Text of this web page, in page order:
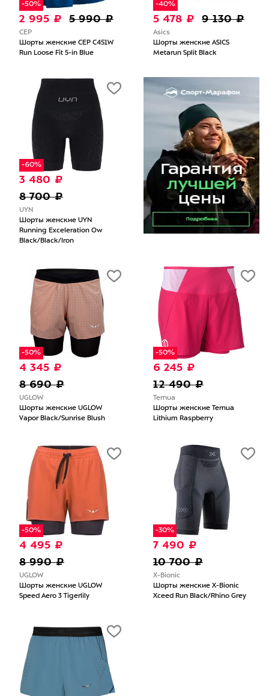
-50%
2 995 ₽ 5 990 ₽
CEP
Шорты женские CEP C451W
Run Loose Fit 5-in Blue
-40%
5 478 ₽ 9 130 ₽
Asics
Шорты женские ASICS
Metarun Split Black
-60%
3 480 ₽
8 700 ₽
UYN
Шорты женские UYN
Running Exceleration Ow
Black/Black/Iron
-50%
4 345 ₽
8 690 ₽
UGLOW
Шорты женские UGLOW
Vapor Black/Sunrise Blush
-50%
6 245 ₽
12 490 ₽
Ternua
Шорты женские Ternua
Lithium Raspberry
-50%
4 495 ₽
8 990 ₽
UGLOW
Шорты женские UGLOW
Speed Aero 3 Tigerlily
-30%
7 490 ₽
10 700 ₽
X-Bionic
Шорты женские X-Bionic
Xceed Run Black/Rhino Grey